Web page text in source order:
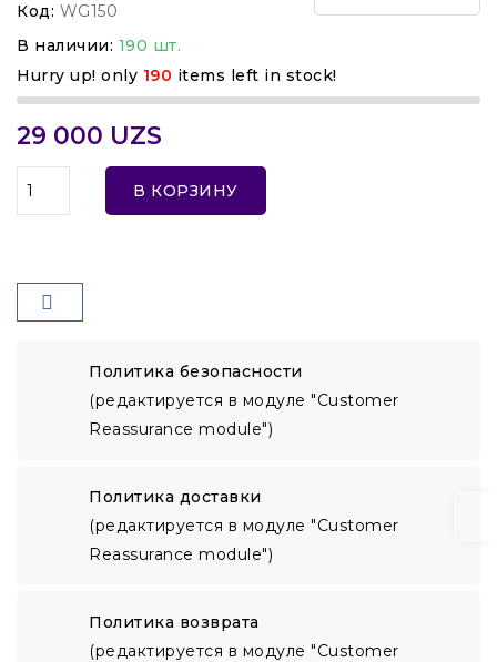
Код: WG150
В наличии: 190 шт.
Hurry up! only 190 items left in stock!
29 000 UZS
В КОРЗИНУ
Политика безопасности
(редактируется в модуле "Customer
Reassurance module")
Политика доставки
(редактируется в модуле "Customer
Reassurance module")
Политика возврата
(редактируется в модуле "Customer